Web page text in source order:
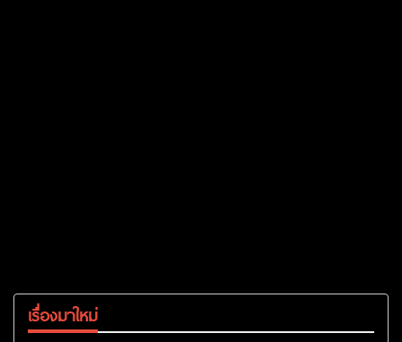
เรื่องมาใหม่